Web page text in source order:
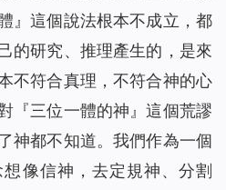
』這個說法根本不成立，都
的研究、推理產生的，是來
不符合真理，不符合神的心
『三位一體的神』這個荒謬
神都不知道。我們作為一個
像信神，去定規神、分割